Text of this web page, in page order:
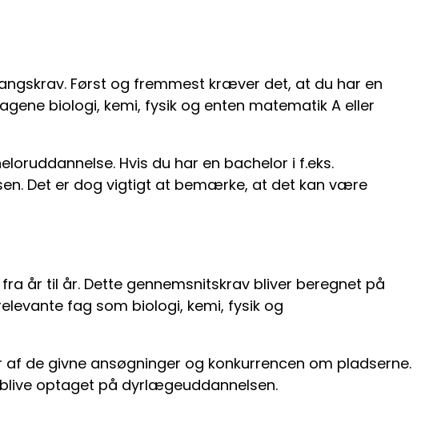
Først og fremmest kræver det, at du har en
biologi, kemi, fysik og enten matematik A eller
Hvis du har en bachelor i f.eks.
Det er dog vigtigt at bemærke, at det kan være
år til år. Dette gennemsnitskrav bliver beregnet på
fag som biologi, kemi, fysik og
de givne ansøgninger og konkurrencen om pladserne.
optaget på dyrlægeuddannelsen.